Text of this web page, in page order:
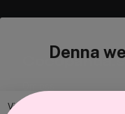
Denna
Vi använder